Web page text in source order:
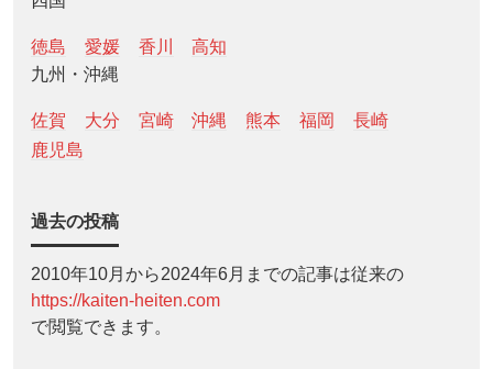
徳島 愛媛 香川
高知
九州・沖縄
佐賀 大分 宮崎 沖縄 熊本 福岡
長崎
鹿児島
過去の投稿
2010年10月から2024年6月までの記事は従来の
https://kaiten-heiten.com
で閲覧できます。